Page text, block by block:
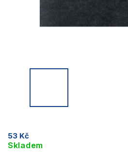
53 Kč
Skladem